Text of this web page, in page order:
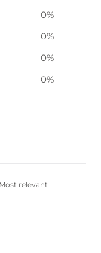
0%
0%
0%
0%